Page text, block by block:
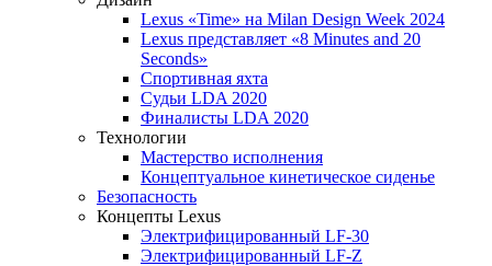
Lexus «Time» на Milan Design Week 2024
Lexus представляет «8 Minutes and 20
Seconds»
Спортивная яхта
Судьи LDA 2020
Финалисты LDA 2020
Технологии
Мастерство исполнения
Концептуальное кинетическое сиденье
Безопасность
Концепты Lexus
Электрифицированный LF-30
Электрифицированный LF-Z